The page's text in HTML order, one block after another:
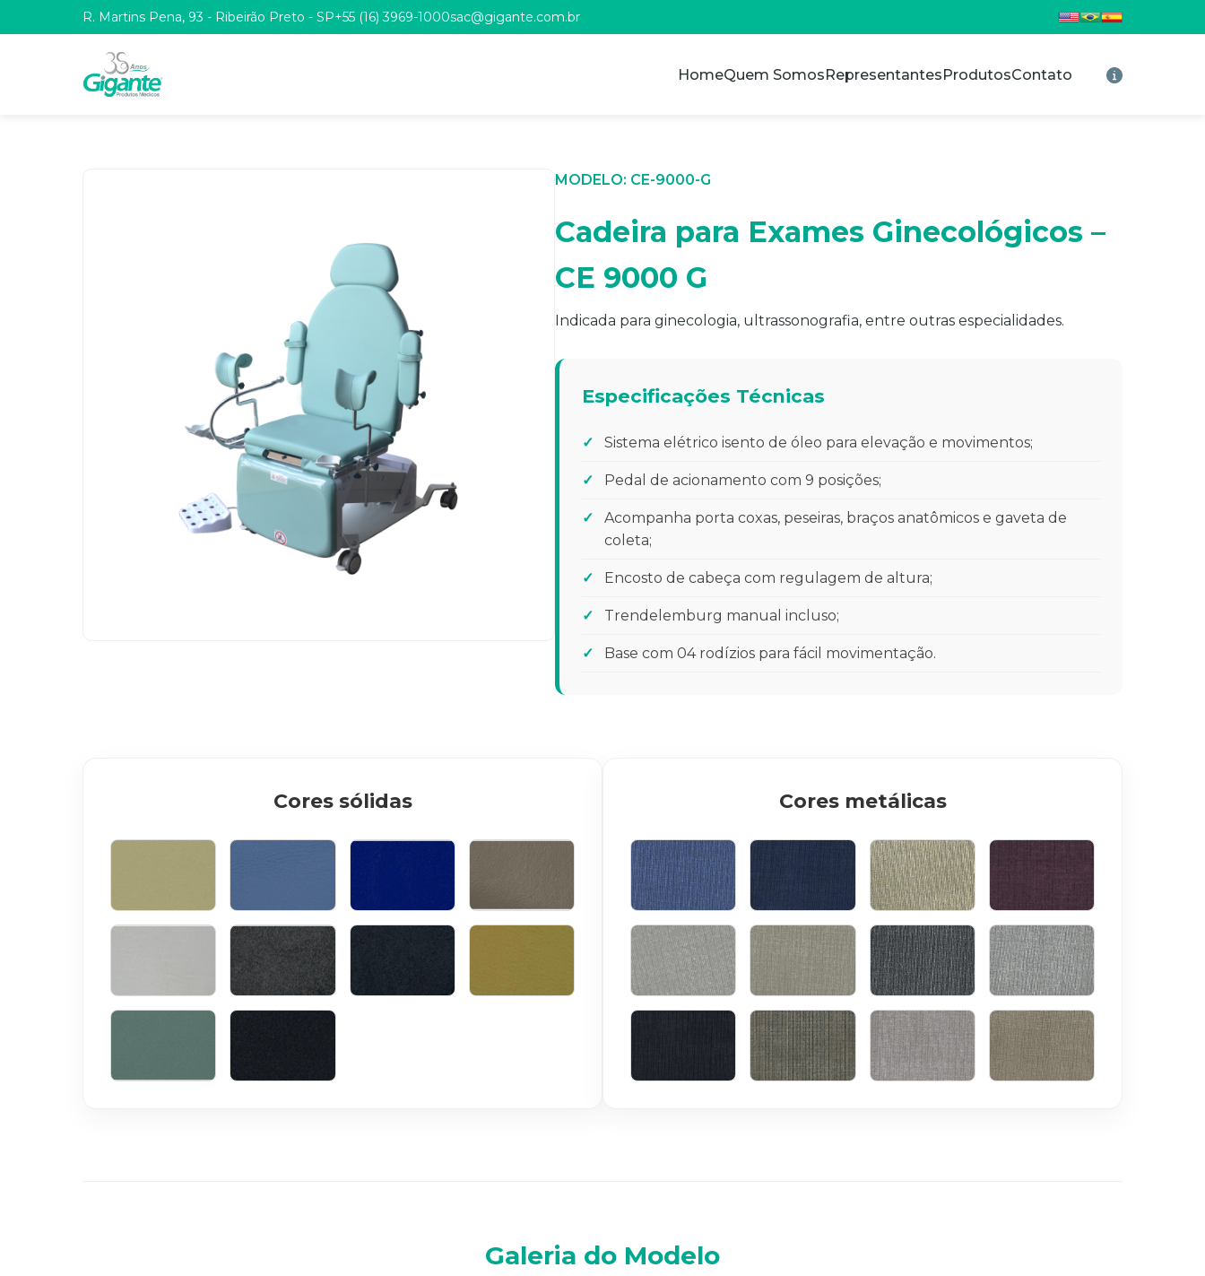
R. Martins Pena, 93 - Ribeirão Preto - SP+55 (16) 3969-1000sac@gigante.com.br
HomeQuem SomosRepresentantesProdutosContato
MODELO: CE-9000-G
Cadeira para Exames Ginecológicos –
CE 9000 G
Indicada para ginecologia, ultrassonografia, entre outras especialidades.
Especificações Técnicas
Sistema elétrico isento de óleo para elevação e movimentos;
Pedal de acionamento com 9 posições;
Acompanha porta coxas, peseiras, braços anatômicos e gaveta de
coleta;
Encosto de cabeça com regulagem de altura;
Trendelemburg manual incluso;
Base com 04 rodízios para fácil movimentação.
Cores sólidas
AMARELO CLARO AZUL CLARO AZUL ROYAL BEGE
BRANCO GRAFITE
Cores metálicas
AZUL CLARO MARINHO BEGE BORDÔ
BRANCO BRUMA GRAFITE PÉROLA
Galeria do Modelo